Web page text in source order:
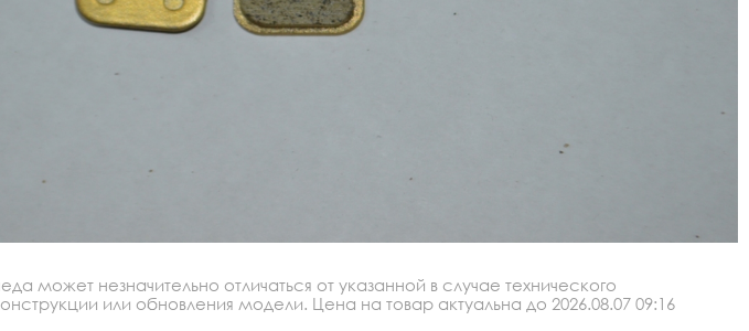
может незначительно отличаться от указанной в случае технического
или обновления модели. Цена на товар актуальна до 2026.08.07 09:16